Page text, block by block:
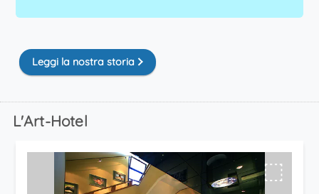
Leggi la nostra storia
L'Art-Hotel
⬚